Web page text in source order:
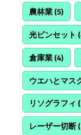
農林業(5)
光ピンセット
倉庫業(4)
ウエハとマス
リソグラフィ
レーザー切断